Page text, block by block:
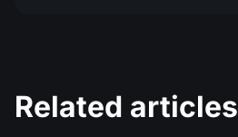
Related articles